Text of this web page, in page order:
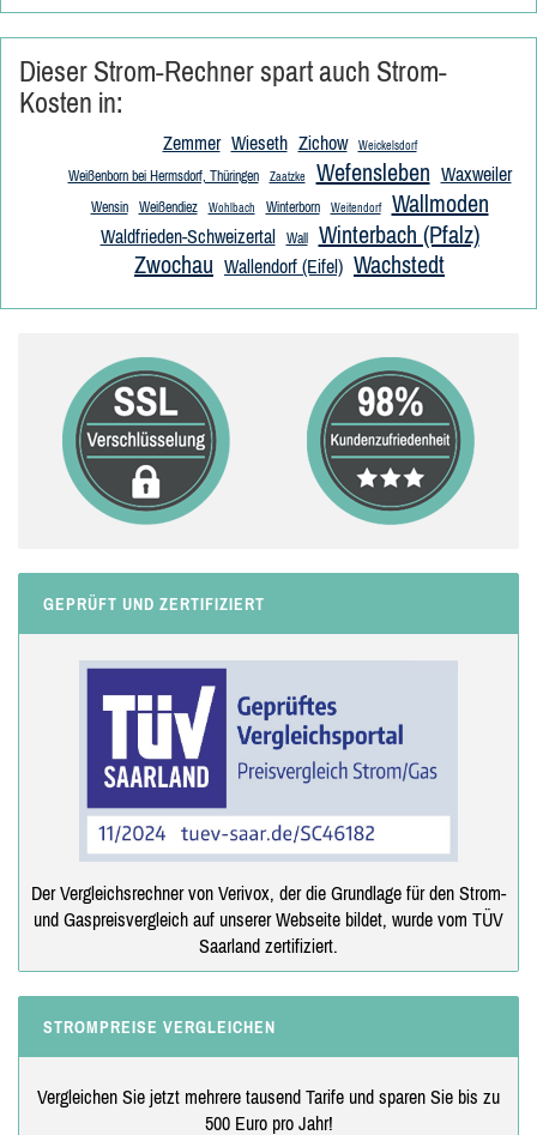
Dieser Strom-Rechner spart auch Strom-
Kosten in:
Zemmer Wieseth Zichow Weickelsdorf
Weißenborn bei Hermsdorf, Thüringen Zaatzke Wefensleben Waxweiler
Wensin Weißendiez Wohlbach Winterborn Weitendorf Wallmoden
Waldfrieden-Schweizertal Wall
Winterbach (Pfalz)
Zwochau Wallendorf (Eifel) Wachstedt
GEPRÜFT UND ZERTIFIZIERT
Der Vergleichsrechner von Verivox, der die Grundlage für den Strom-
und Gaspreisvergleich auf unserer Webseite bildet, wurde vom TÜV
Saarland zertifiziert.
STROMPREISE VERGLEICHEN
Vergleichen Sie jetzt mehrere tausend Tarife und sparen Sie bis zu
500 Euro pro Jahr!